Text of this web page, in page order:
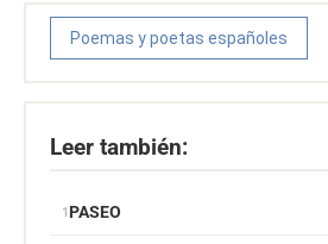
Poemas y poetas españoles
Leer también:
PASEO